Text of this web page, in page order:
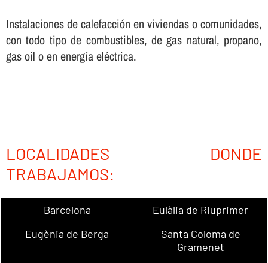
Instalaciones de calefacción en viviendas o comunidades,
con todo tipo de combustibles, de gas natural, propano,
gas oil o en energí­a eléctrica.
LOCALIDADES DONDE
TRABAJAMOS:
Barcelona
Eulàlia de Riuprimer
Eugènia de Berga
Santa Coloma de
Gramenet